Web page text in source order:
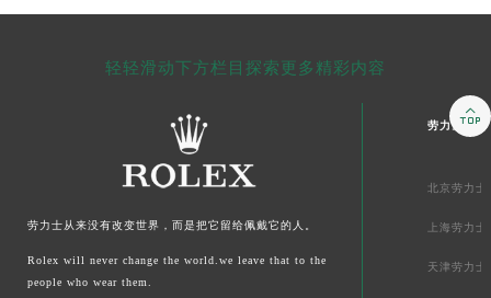
轻轻滑动下方栏目探索更多精彩内容
劳力士从来没有改变世界，而是把它留给佩戴它的人。
Rolex will never change the world.we leave that to the
people who wear them.
劳力士上海
北京劳力
上海劳力
天津劳力
